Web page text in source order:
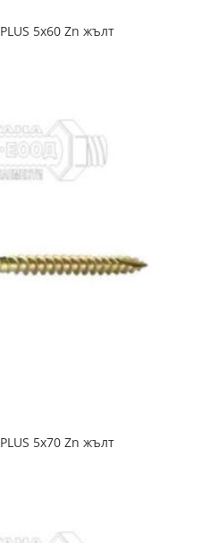
5х60 Zn жълт
5х70 Zn жълт